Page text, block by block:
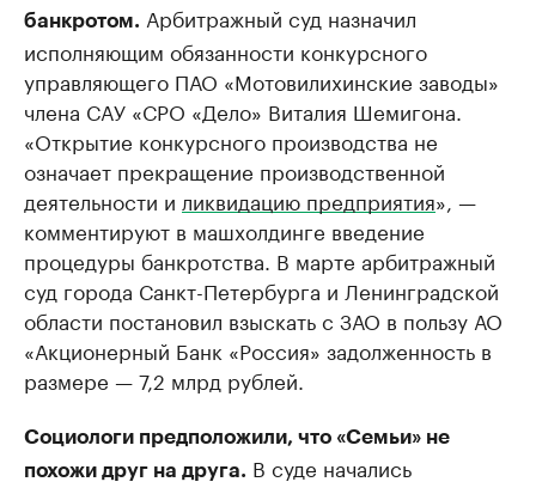
банкротом. Арбитражный суд назначил
исполняющим обязанности конкурсного
управляющего ПАО «Мотовилихинские заводы»
члена САУ «СРО «Дело» Виталия Шемигона.
«Открытие конкурсного производства не
означает прекращение производственной
деятельности и ликвидацию предприятия», —
комментируют в машхолдинге введение
процедуры банкротства. В марте арбитражный
суд города Санкт-Петербурга и Ленинградской
области постановил взыскать с ЗАО в пользу АО
«Акционерный Банк «Россия» задолженность в
размере — 7,2 млрд рублей.
Социологи предположили, что «Семьи» не
похожи друг на друга. В суде начались